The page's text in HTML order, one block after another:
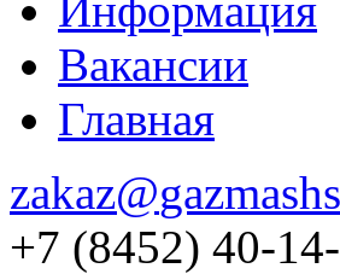
Вакансии
Главная
zakaz@
+7 (8452) 40-